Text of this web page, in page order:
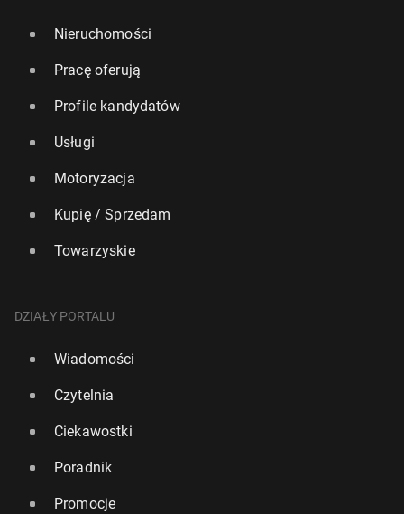
Nieruchomości
Pracę oferują
Profile kandydatów
Usługi
Motoryzacja
Kupię / Sprzedam
Towarzyskie
DZIAŁY PORTALU
Wiadomości
Czytelnia
Ciekawostki
Poradnik
Promocje